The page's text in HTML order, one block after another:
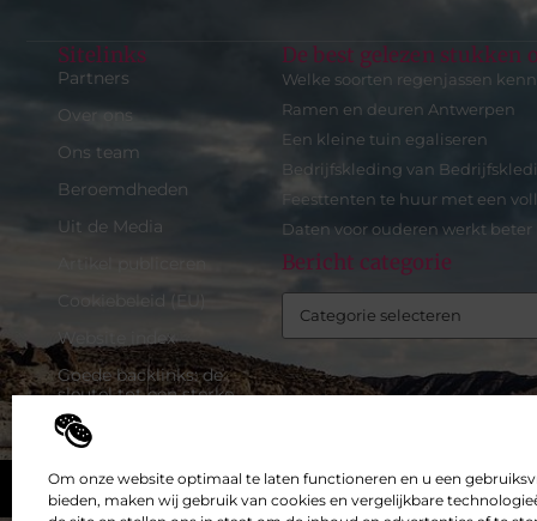
Om onze website optimaal te laten functioneren en u een
bieden, maken wij gebruik van cookies en vergelijkbare
Top
Sitelinks
Partners
Over ons
Ons team
Beroemdheden
Uit de Media
Artikel publiceren
Cookiebeleid (EU)
Website index
Goede backlinks: de
sleutel tot een sterke
online autoriteit
Inkomsten genereren met
mijn website: zo maak je
van je site een
verdienmachine
De best gelezen stukken
Welke soorten regenjassen
Ramen en deuren Antwerpen
Een kleine tuin egaliseren
Bedrijfskleding van
Feesttenten te huur met een
Daten voor ouderen werkt
Bericht categorie